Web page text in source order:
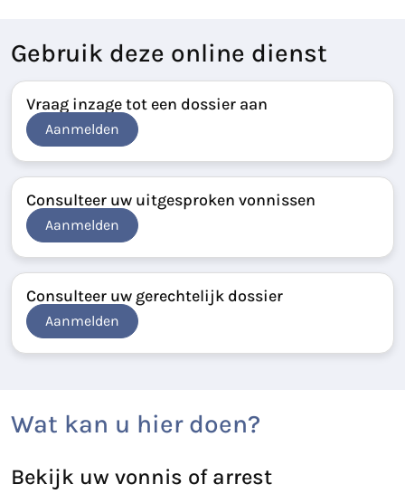
Gebruik deze online dienst
Vraag inzage tot een dossier aan
Aanmelden
Consulteer uw uitgesproken vonnissen
Aanmelden
Consulteer uw gerechtelijk dossier
Aanmelden
Wat kan u hier doen?
Bekijk uw vonnis of arrest